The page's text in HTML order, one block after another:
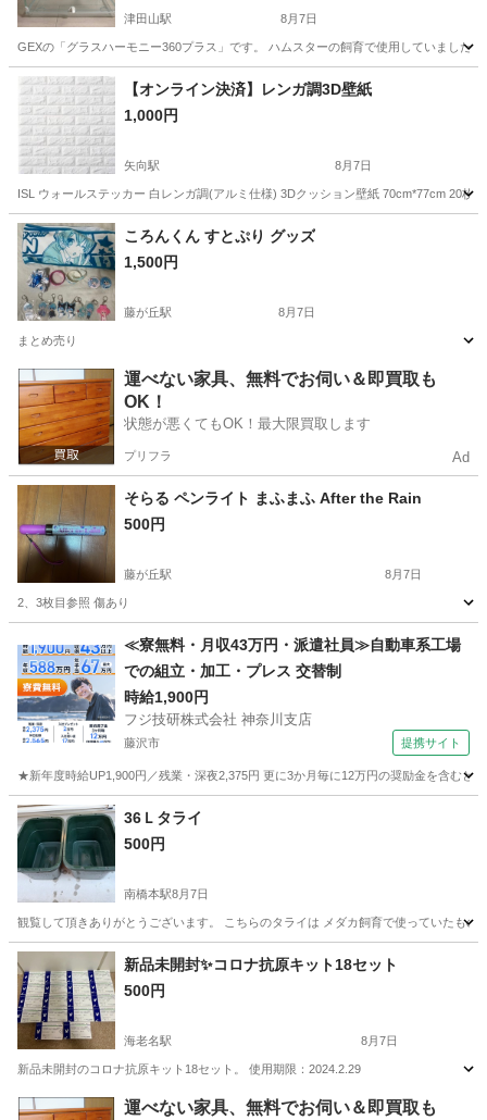
津田山駅 8月7日
GEXの「グラスハーモニー360プラス」です。 ハムスターの飼育で使用していました
神奈川 川崎市 津田山駅 その他
【オンライン決済】レンガ調3D壁紙
1,000円
矢向駅 8月7日
ISL ウォールステッカー 白レンガ調(アルミ仕様) 3Dクッション壁紙 70cm*77cm 20枚
神奈川 横浜市 矢向駅 その他 レンガ
ころんくん すとぷり グッズ
1,500円
藤が丘駅 8月7日
まとめ売り
神奈川 横浜市 藤が丘駅 その他 ころん
運べない家具、無料でお伺い＆即買取も
OK！
状態が悪くてもOK！最大限買取します
プリフラ Ad
そらる ペンライト まふまふ After the Rain
500円
藤が丘駅 8月7日
2、3枚目参照 傷あり
藤が丘駅 その他
≪寮無料・月収43万円・派遣社員≫自動車系工場
での組立・加工・プレス 交替制
時給1,900円
フジ技研株式会社 神奈川支店
藤沢市 提携サイト
★新年度時給UP1,900円／残業・深夜2,375円 更に3か月毎に12万円の奨励金を含む
神奈川 藤沢市 その他
36Ｌタライ
500円
南橋本駅8月7日
観覧して頂きありがとうございます。 こちらのタライは メダカ飼育で使っていたも
神奈川 相模原市 南橋本駅 その他 タライ
新品未開封✨コロナ抗原キット18セット
500円
海老名駅 8月7日
新品未開封のコロナ抗原キット18セット。 使用期限：2024.2.29
神奈川 海老名市 海老名駅 その他
運べない家具、無料でお伺い＆即買取も